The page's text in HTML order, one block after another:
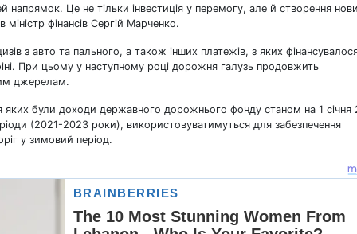
напрямок. Це не тільки інвестиція у перемогу, але й створення
фінансів Сергій Марченко.
з авто та пального, а також інших платежів, з яких
При цьому у наступному році дорожня галузь продовжить
джерелам.
були доходи державного дорожнього фонду станом на 1 січня
(2021-2023 роки), використовуватимуться для забезпечення
у зимовий період.